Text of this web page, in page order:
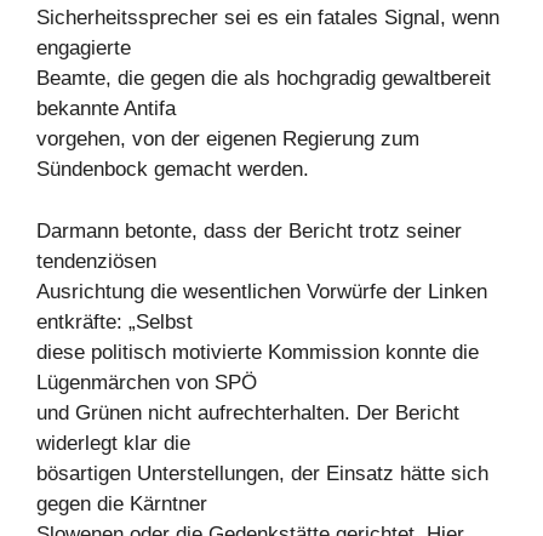
Sicherheitssprecher sei es ein fatales Signal, wenn
engagierte
Beamte, die gegen die als hochgradig gewaltbereit
bekannte Antifa
vorgehen, von der eigenen Regierung zum
Sündenbock gemacht werden.
Darmann betonte, dass der Bericht trotz seiner
tendenziösen
Ausrichtung die wesentlichen Vorwürfe der Linken
entkräfte: „Selbst
diese politisch motivierte Kommission konnte die
Lügenmärchen von SPÖ
und Grünen nicht aufrechterhalten. Der Bericht
widerlegt klar die
bösartigen Unterstellungen, der Einsatz hätte sich
gegen die Kärntner